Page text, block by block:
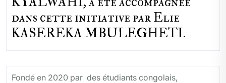
dans cette initiative par Elie
KASEREKA MBULEGHETI.
Fondé en 2020 par des étudiants congolais,